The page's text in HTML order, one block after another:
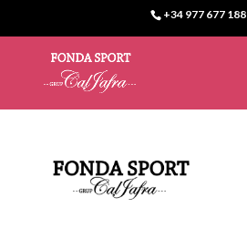
+34 977 677 188